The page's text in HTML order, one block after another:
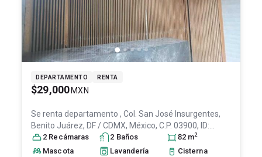
DEPARTAMENTO RENTA
$29,000 MXN
Se renta departamento , Col. San José Insurgentes,
Benito Juárez, DF / CDMX, México, C.P. 03900, ID:
28602292
2 Recámaras 2 Baños 82 m2
Mascota Lavandería Cisterna